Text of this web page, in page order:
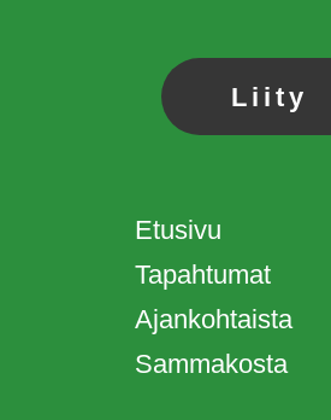
Liity
Etusivu
Tapahtumat
Ajankohtaista
Sammakosta